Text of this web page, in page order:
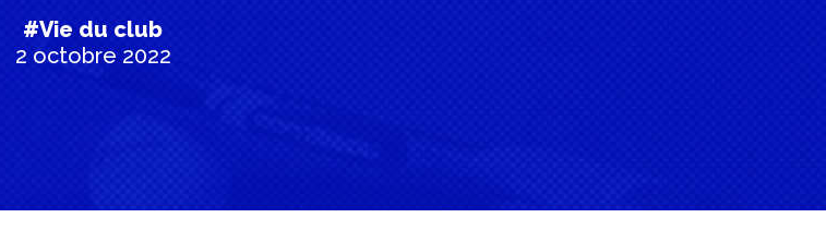
#Vie du club
2 octobre 2022